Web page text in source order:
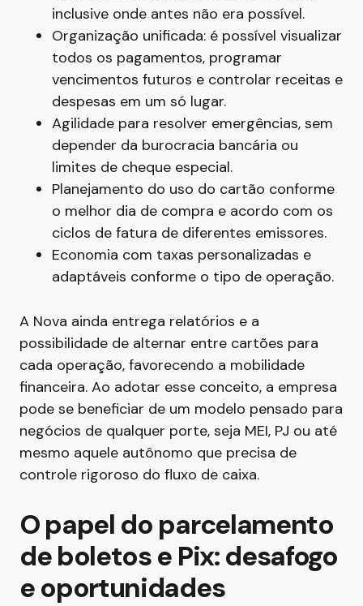
inclusive onde antes não era possível.
Organização unificada: é possível visualizar
todos os pagamentos, programar
vencimentos futuros e controlar receitas e
despesas em um só lugar.
Agilidade para resolver emergências, sem
depender da burocracia bancária ou
limites de cheque especial.
Planejamento do uso do cartão conforme
o melhor dia de compra e acordo com os
ciclos de fatura de diferentes emissores.
Economia com taxas personalizadas e
adaptáveis conforme o tipo de operação.
A Nova ainda entrega relatórios e a
possibilidade de alternar entre cartões para
cada operação, favorecendo a mobilidade
financeira. Ao adotar esse conceito, a empresa
pode se beneficiar de um modelo pensado para
negócios de qualquer porte, seja MEI, PJ ou até
mesmo aquele autônomo que precisa de
controle rigoroso do fluxo de caixa.
O papel do parcelamento
de boletos e Pix: desafogo
e oportunidades